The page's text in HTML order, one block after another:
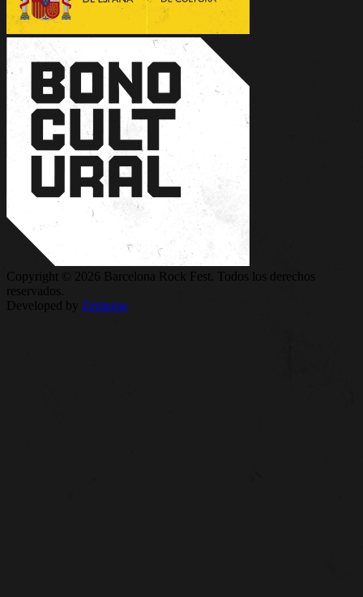
Copyright © 2026 Barcelona Rock Fest. Todos los derechos
reservados.
Developed by Zentense